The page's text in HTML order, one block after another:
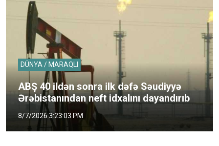
DÜNYA / MARAQLI
ABŞ 40 ildən sonra ilk dəfə Səudiyyə
Ərəbistanından neft idxalını dayandırıb
8/7/2026 3:23:03 PM